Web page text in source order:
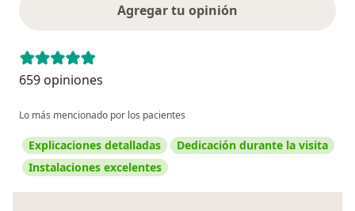
Agregar tu opinión
659 opiniones
Lo más mencionado por los pacientes
Explicaciones detalladas
Dedicación durante la visita
Instalaciones excelentes